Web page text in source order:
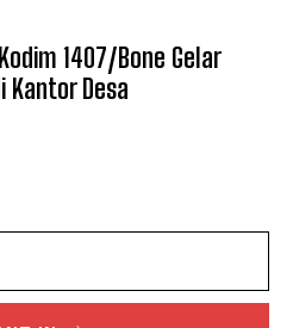
1407/Bone Gelar
Kantor Desa